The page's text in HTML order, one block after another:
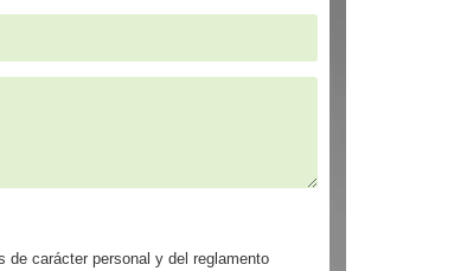
de carácter personal y del reglamento